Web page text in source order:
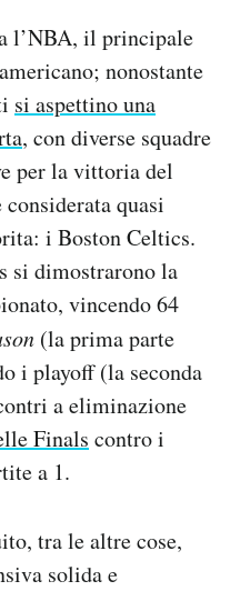
l’NBA, il principale
nonostante
si aspettino una
, con diverse squadre
per la vittoria del
quasi
i Boston Celtics.
si dimostrarono la
vincendo 64
(la prima parte
i playoff (la seconda
a eliminazione
Finals contro i
a 1.
tra le altre cose,
solida e